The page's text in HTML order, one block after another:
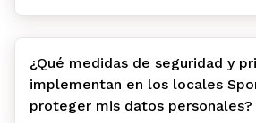
¿Qué medidas de seguridad y
implementan en los locales
proteger mis datos personales?